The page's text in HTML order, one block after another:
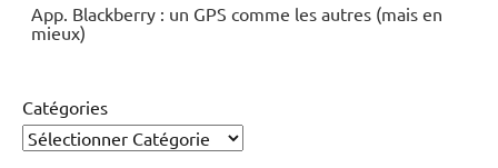
App. Blackberry : un GPS comme les autres (mais en
mieux)
Catégories